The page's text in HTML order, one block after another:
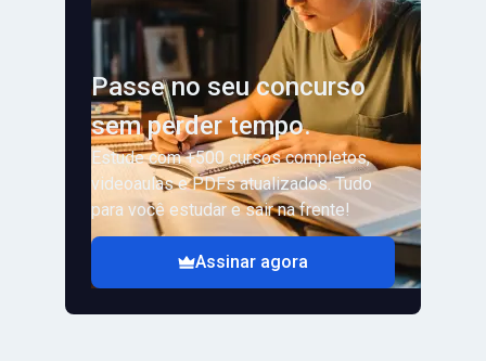
Passe no seu concurso
sem perder tempo.
Estude com +500 cursos completos,
videoaulas e PDFs atualizados. Tudo
para você estudar e sair na frente!
Assinar agora